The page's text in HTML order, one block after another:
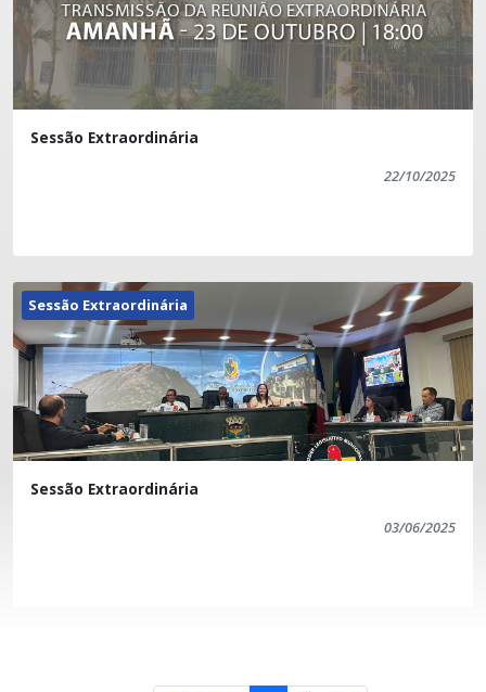
Sessão Extraordinária
22/10/2025
Sessão Extraordinária
Sessão Extraordinária
03/06/2025